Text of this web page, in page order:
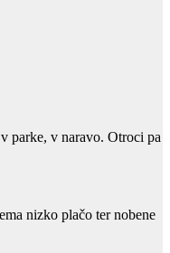
parke, v naravo. Otroci pa
nizko plačo ter nobene